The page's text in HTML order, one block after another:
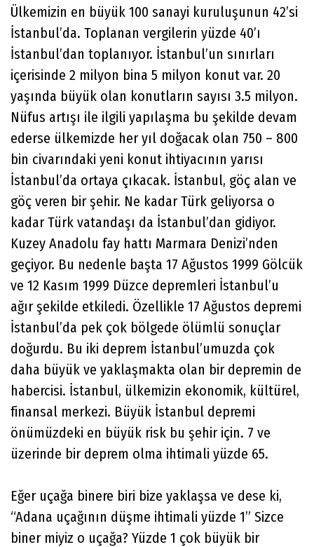
Ülkemizin en büyük 100 sanayi kuruluşunun 42’si
İstanbul’da. Toplanan vergilerin yüzde 40’ı
İstanbul’dan toplanıyor. İstanbul’un sınırları
içerisinde 2 milyon bina 5 milyon konut var. 20
yaşında büyük olan konutların sayısı 3.5 milyon.
Nüfus artışı ile ilgili yapılaşma bu şekilde devam
ederse ülkemizde her yıl doğacak olan 750 – 800
bin civarındaki yeni konut ihtiyacının yarısı
İstanbul’da ortaya çıkacak. İstanbul, göç alan ve
göç veren bir şehir. Ne kadar Türk geliyorsa o
kadar Türk vatandaşı da İstanbul’dan gidiyor.
Kuzey Anadolu fay hattı Marmara Denizi’nden
geçiyor. Bu nedenle başta 17 Ağustos 1999 Gölcük
ve 12 Kasım 1999 Düzce depremleri İstanbul’u
ağır şekilde etkiledi. Özellikle 17 Ağustos depremi
İstanbul’da pek çok bölgede ölümlü sonuçlar
doğurdu. Bu iki deprem İstanbul’umuzda çok
daha büyük ve yaklaşmakta olan bir depremin de
habercisi. İstanbul, ülkemizin ekonomik, kültürel,
finansal merkezi. Büyük İstanbul depremi
önümüzdeki en büyük risk bu şehir için. 7 ve
üzerinde bir deprem olma ihtimali yüzde 65.
Eğer uçağa binere biri bize yaklaşsa ve dese ki,
“Adana uçağının düşme ihtimali yüzde 1” Sizce
biner miyiz o uçağa? Yüzde 1 çok büyük bir